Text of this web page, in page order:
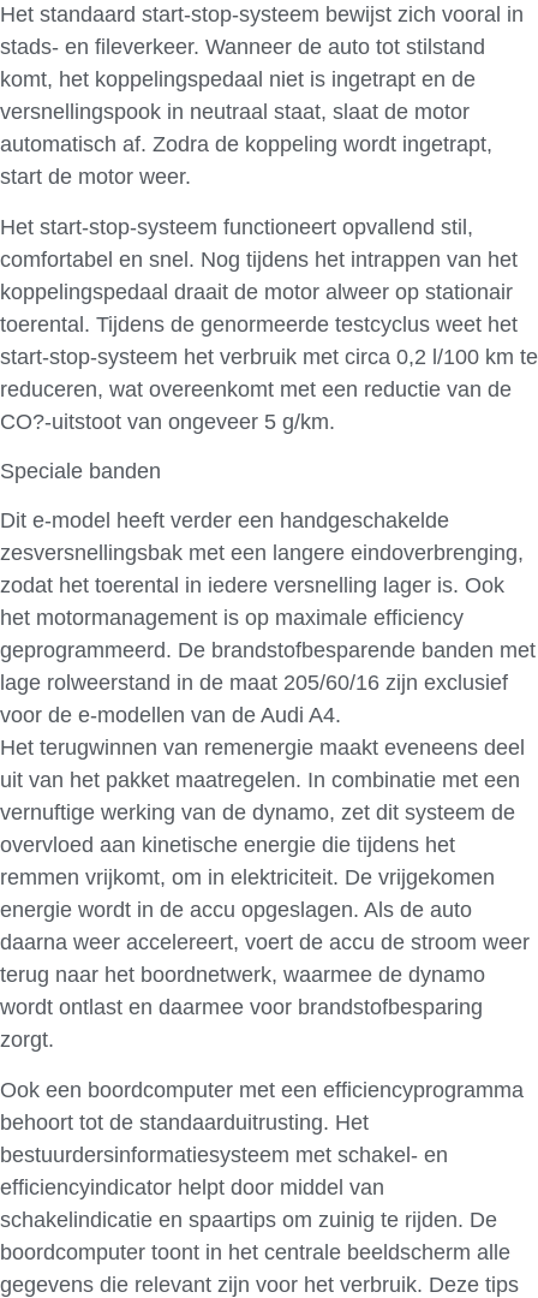
Het standaard start-stop-systeem bewijst zich vooral in
stads- en fileverkeer. Wanneer de auto tot stilstand
komt, het koppelingspedaal niet is ingetrapt en de
versnellingspook in neutraal staat, slaat de motor
automatisch af. Zodra de koppeling wordt ingetrapt,
start de motor weer.
Het start-stop-systeem functioneert opvallend stil,
comfortabel en snel. Nog tijdens het intrappen van het
koppelingspedaal draait de motor alweer op stationair
toerental. Tijdens de genormeerde testcyclus weet het
start-stop-systeem het verbruik met circa 0,2 l/100 km te
reduceren, wat overeenkomt met een reductie van de
CO?-uitstoot van ongeveer 5 g/km.
Speciale banden
Dit e-model heeft verder een handgeschakelde
zesversnellingsbak met een langere eindoverbrenging,
zodat het toerental in iedere versnelling lager is. Ook
het motormanagement is op maximale efficiency
geprogrammeerd. De brandstofbesparende banden met
lage rolweerstand in de maat 205/60/16 zijn exclusief
voor de e-modellen van de Audi A4.
Het terugwinnen van remenergie maakt eveneens deel
uit van het pakket maatregelen. In combinatie met een
vernuftige werking van de dynamo, zet dit systeem de
overvloed aan kinetische energie die tijdens het
remmen vrijkomt, om in elektriciteit. De vrijgekomen
energie wordt in de accu opgeslagen. Als de auto
daarna weer accelereert, voert de accu de stroom weer
terug naar het boordnetwerk, waarmee de dynamo
wordt ontlast en daarmee voor brandstofbesparing
zorgt.
Ook een boordcomputer met een efficiencyprogramma
behoort tot de standaarduitrusting. Het
bestuurdersinformatiesysteem met schakel- en
efficiencyindicator helpt door middel van
schakelindicatie en spaartips om zuinig te rijden. De
boordcomputer toont in het centrale beeldscherm alle
gegevens die relevant zijn voor het verbruik. Deze tips